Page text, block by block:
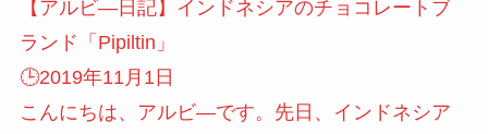
【アルビ―日記】インドネシアのチョコレートブ
ランド「Pipiltin」
🕒️2019年11月1日
こんにちは、アルビ―です。先日、インドネシア